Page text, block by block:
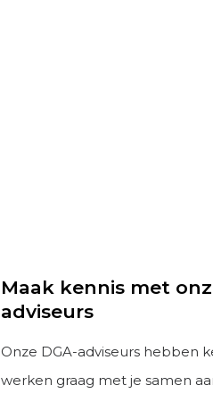
Maak kennis met
adviseurs
Onze DGA-adviseurs hebben
werken graag met je samen